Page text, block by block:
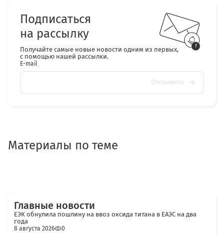
Подписаться
на рассылку
Получайте самые новые новости одним из первых,
с помощью нашей рассылки.
E-mail
Отправить
Материалы по теме
Главные новости
ЕЭК обнулила пошлину на ввоз оксида титана в ЕАЭС на два
года
8 августа 2026 0